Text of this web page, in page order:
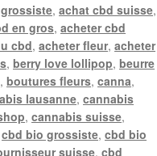
,achat cbd suisse,
en gros,acheter cbd
cbd,acheter fleur,acheter
,berry love lollipop,beurre
,boutures fleurs,canna,
lausanne,cannabis
,cannabis suisse,
cbd bio grossiste,cbd bio
suisse,cbd